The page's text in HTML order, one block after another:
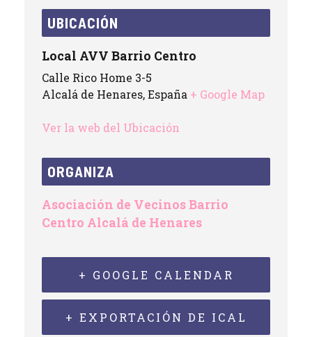
UBICACIÓN
Local AVV Barrio Centro
Calle Rico Home 3-5
Alcalá de Henares,España + Google Map
Ver la web del Ubicación
ORGANIZA
Asociación de Vecinos Barrio
Centro Alcalá de Henares
+ GOOGLE CALENDAR
+ EXPORTACIÓN DE ICAL